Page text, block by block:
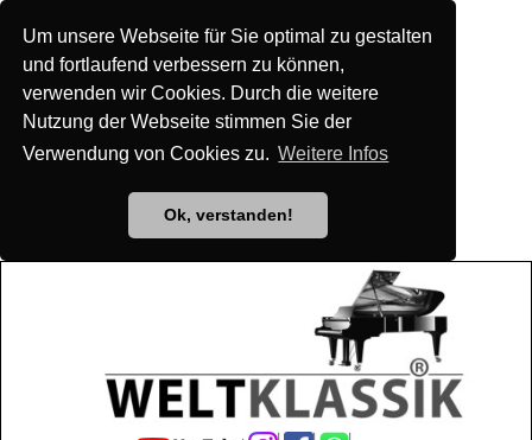
Um unsere Webseite für Sie optimal zu gestalten
und fortlaufend verbessern zu können,
verwenden wir Cookies. Durch die weitere
Nutzung der Webseite stimmen Sie der
Verwendung von Cookies zu. Weitere Infos
Ok, verstanden!